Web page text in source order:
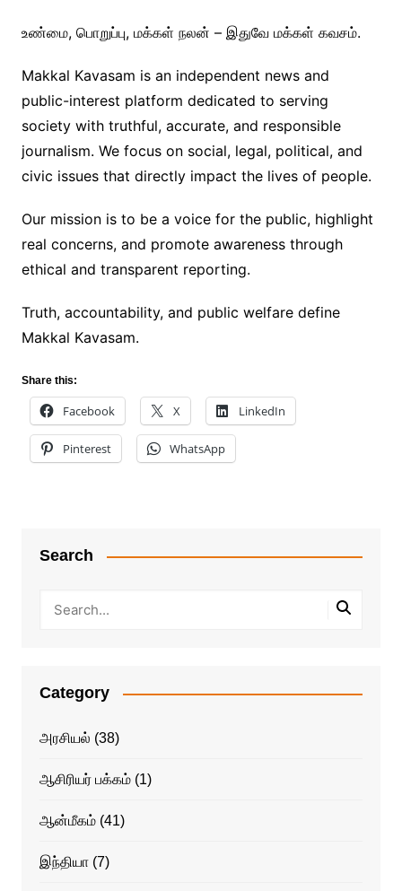
உண்மை, பொறுப்பு, மக்கள் நலன் – இதுவே மக்கள் கவசம்.
Makkal Kavasam is an independent news and
public-interest platform dedicated to serving
society with truthful, accurate, and responsible
journalism. We focus on social, legal, political, and
civic issues that directly impact the lives of people.
Our mission is to be a voice for the public, highlight
real concerns, and promote awareness through
ethical and transparent reporting.
Truth, accountability, and public welfare define
Makkal Kavasam.
Share this:
Facebook X LinkedIn
Pinterest WhatsApp
Search
Category
அரசியல் (38)
ஆசிரியர் பக்கம்(1)
ஆன்மீகம்(41)
இந்தியா(7)